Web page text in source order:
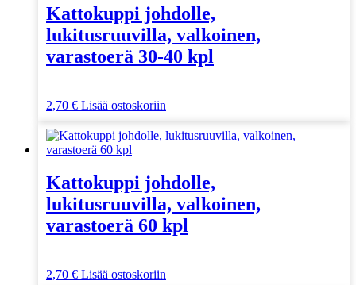
Kattokuppi johdolle,
lukitusruuvilla, valkoinen,
varastoerä 30-40 kpl
2,70 € Lisää ostoskoriin
Kattokuppi johdolle,
lukitusruuvilla, valkoinen,
varastoerä 60 kpl
2,70 € Lisää ostoskoriin